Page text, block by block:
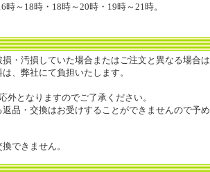
～18時・18時～20時・19時～21時。
・汚損していた場合またはご注文と異なる場合
、弊社にて負担いたします。
となりますのでご了承ください。
品・交換はお受けすることができませんので予め
できません。